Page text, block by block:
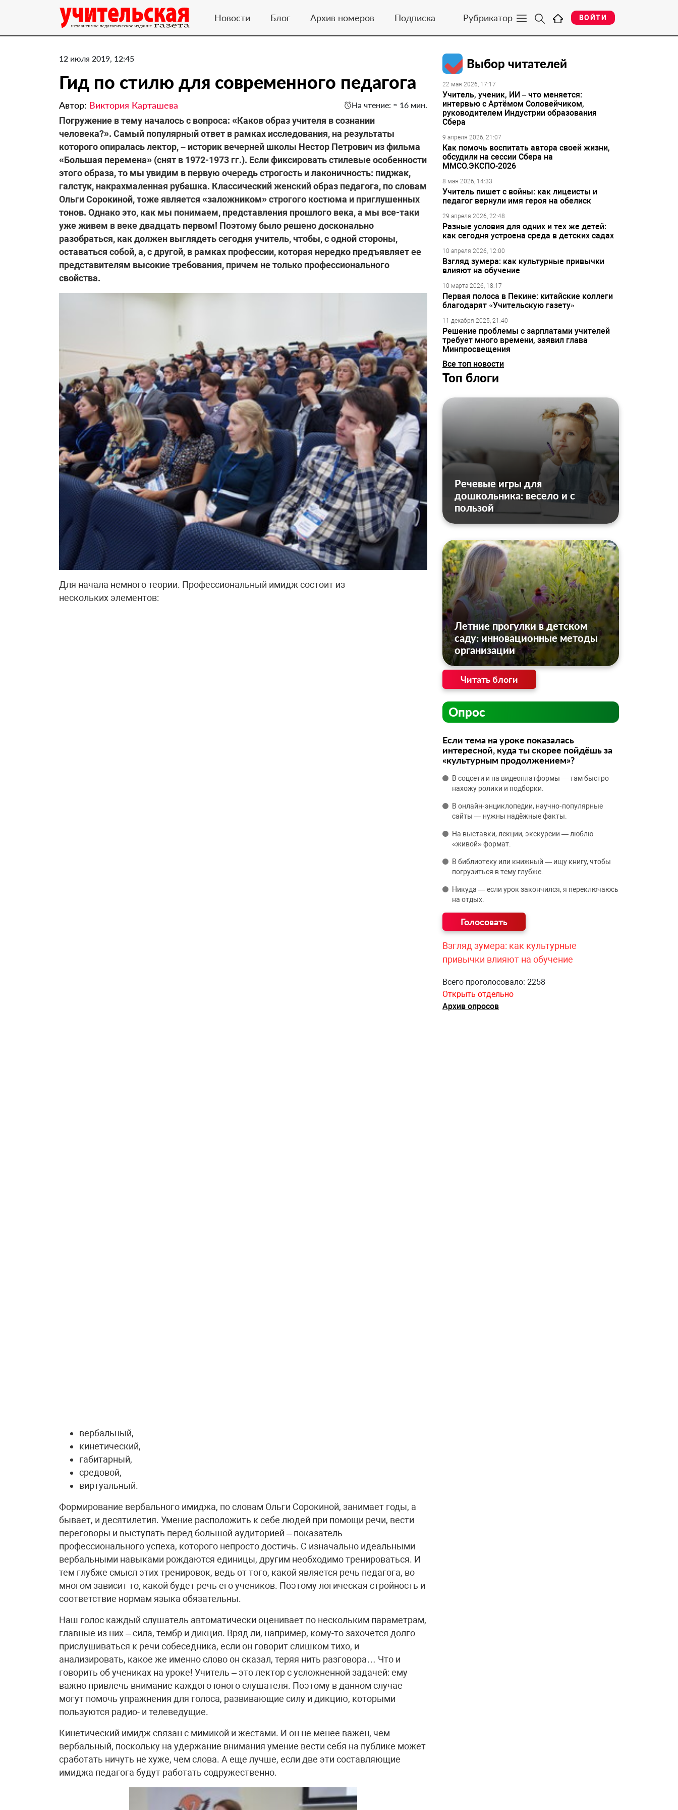
Новости Блог Архив номеров Подписка Рубрикатор ВОЙТИ
12 июля 2019, 12:45
​Гид по стилю для современного педагога
Автор: Виктория Карташева На чтение: ≈ 16 мин.
Погружение в тему началось с вопроса: «Каков образ учителя в сознании
человека?». Самый популярный ответ в рамках исследования, на результаты
которого опиралась лектор, – историк вечерней школы Нестор Петрович из фильма
«Большая перемена» (снят в 1972-1973 гг.). Если фиксировать стилевые особенности
этого образа, то мы увидим в первую очередь строгость и лаконичность: пиджак,
галстук, накрахмаленная рубашка. Классический женский образ педагога, по словам
Ольги Сорокиной, тоже является «заложником» строгого костюма и приглушенных
тонов. Однако это, как мы понимаем, представления прошлого века, а мы все-таки
уже живем в веке двадцать первом! Поэтому было решено досконально
разобраться, как должен выглядеть сегодня учитель, чтобы, с одной стороны,
оставаться собой, а, с другой, в рамках профессии, которая нередко предъявляет ее
представителям высокие требования, причем не только профессионального
свойства.
Для начала немного теории. Профессиональный имидж состоит из
нескольких элементов:
вербальный,
кинетический,
габитарный,
средовой,
виртуальный.
Формирование вербального имиджа, по словам Ольги Сорокиной, занимает годы, а
бывает, и десятилетия. Умение расположить к себе людей при помощи речи, вести
переговоры и выступать перед большой аудиторией – показатель
профессионального успеха, которого непросто достичь. С изначально идеальными
вербальными навыками рождаются единицы, другим необходимо тренироваться. И
тем глубже смысл этих тренировок, ведь от того, какой является речь педагога, во
многом зависит то, какой будет речь его учеников. Поэтому логическая стройность и
соответствие нормам языка обязательны.
Наш голос каждый слушатель автоматически оценивает по нескольким параметрам,
главные из них – сила, тембр и дикция. Вряд ли, например, кому-то захочется долго
прислушиваться к речи собеседника, если он говорит слишком тихо, и
анализировать, какое же именно слово он сказал, теряя нить разговора… Что и
говорить об учениках на уроке! Учитель – это лектор с усложненной задачей: ему
важно привлечь внимание каждого юного слушателя. Поэтому в данном случае
могут помочь упражнения для голоса, развивающие силу и дикцию, которыми
пользуются радио- и телеведущие.
Кинетический имидж связан с мимикой и жестами. И он не менее важен, чем
вербальный, поскольку на удержание внимания умение вести себя на публике может
сработать ничуть не хуже, чем слова. А еще лучше, если две эти составляющие
имиджа педагога будут работать содружественно.
Выбор читателей
22 мая 2026, 17:17
Учитель, ученик, ИИ – что меняется:
интервью с Артёмом Соловейчиком,
руководителем Индустрии образования
Сбера
9 апреля 2026, 21:07
Как помочь воспитать автора своей жизни,
обсудили на сессии Сбера на
ММСО.ЭКСПО-2026
8 мая 2026, 14:33
Учитель пишет с войны: как лицеисты и
педагог вернули имя героя на обелиск
29 апреля 2026, 22:48
Разные условия для одних и тех же детей:
как сегодня устроена среда в детских садах
10 апреля 2026, 12:00
Взгляд зумера: как культурные привычки
влияют на обучение
10 марта 2026, 18:17
Первая полоса в Пекине: китайские коллеги
благодарят «Учительскую газету»
11 декабря 2025, 21:40
Решение проблемы с зарплатами учителей
требует много времени, заявил глава
Минпросвещения
Все топ новости
Топ блоги
Речевые игры для
дошкольника: весело и с
пользой
Летние прогулки в детском
саду: инновационные методы
организации
Читать блоги
Опрос
Если тема на уроке показалась
интересной, куда ты скорее пойдёшь за
«культурным продолжением»?
В соцсети и на видеоплатформы — там быстро
нахожу ролики и подборки.
В онлайн‑энциклопедии, научно‑популярные
сайты — нужны надёжные факты.
На выставки, лекции, экскурсии — люблю
«живой» формат.
В библиотеку или книжный — ищу книгу, чтобы
погрузиться в тему глубже.
Никуда — если урок закончился, я переключаюсь
на отдых.
Взгляд зумера: как культурные
привычки влияют на обучение
Всего проголосовало: 2258
Открыть отдельно
Архив опросов